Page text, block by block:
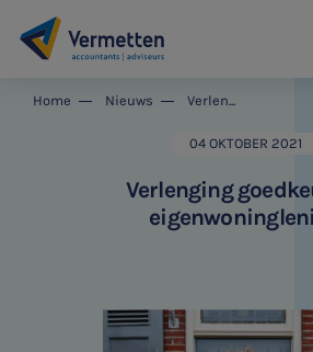
Home Nieuws Verlenging goedkeuring eigenwoninglening
04 OKTOBER 2021
Verlenging